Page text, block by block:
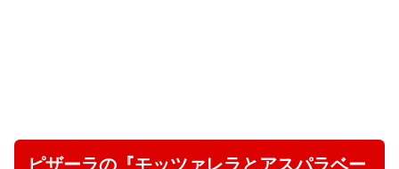
ピザーラの『モッツァレラとアスパラベー